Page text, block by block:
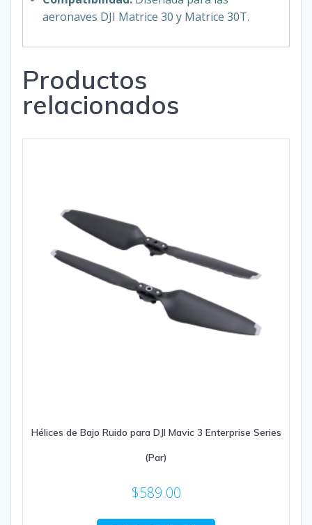
aeronaves DJI Matrice 30 y Matrice 30T.
Productos
relacionados
Hélices de Bajo Ruido para DJI Mavic 3 Enterprise Series
(Par)
$589.00